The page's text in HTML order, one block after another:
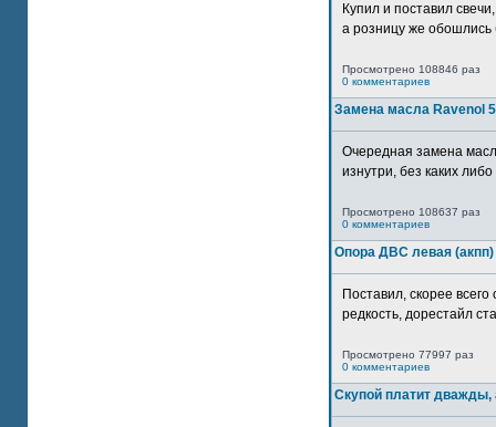
Купил и поставил
а розницу же обошлись
Просмотрено 108846 раз
0 комментариев
Замена масла Ravenol
Очередная замена
изнутри, без каких
Просмотрено 108637 раз
0 комментариев
Опора ДВС левая (акпп)
Поставил, скорее
редкость, дорестайл
Просмотрено 77997 раз
0 комментариев
Скупой платит